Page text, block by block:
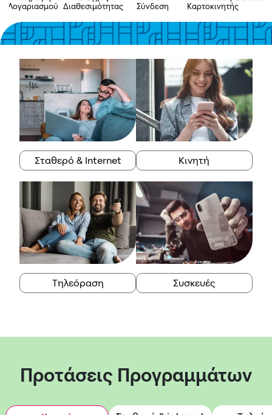
Λογαριασμού Διαθεσιμότητας
Σύνδεση
Καρτοκινητής
Σταθερό & Internet Κινητή
Τηλεόραση Συσκευές
Προτάσεις Προγραμμάτων